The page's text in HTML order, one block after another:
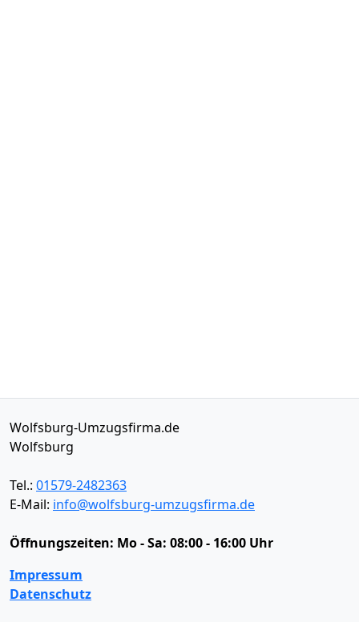
Wolfsburg-Umzugsfirma.de
Wolfsburg
Tel.: 01579-2482363
E-Mail: info@wolfsburg-umzugsfirma.de
Öffnungszeiten: Mo - Sa: 08:00 - 16:00 Uhr
Impressum
Datenschutz